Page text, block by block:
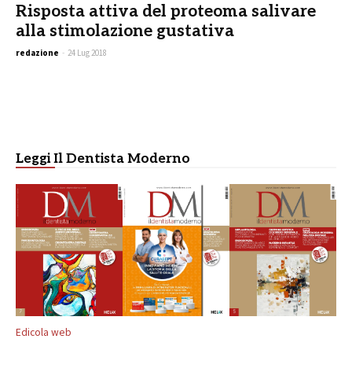
Risposta attiva del proteoma salivare
alla stimolazione gustativa
redazione - 24 Lug 2018
Leggi Il Dentista Moderno
Edicola web